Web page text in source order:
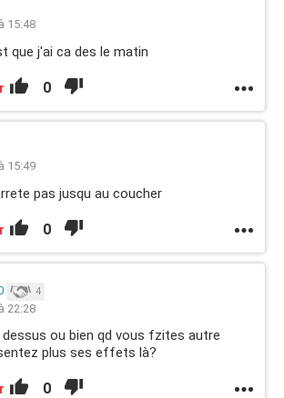
15:48
que j'ai ca des le matin
0
15:49
pas jusqu au coucher
0
4
22:28
ou bien qd vous fzites autre
plus ses effets là?
0